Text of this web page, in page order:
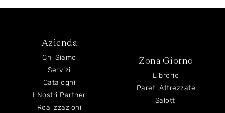
Azienda
Chi Siamo
Servizi
Cataloghi
I Nostri Partner
Realizzazioni
Zona Giorno
Librerie
Pareti Attrezzate
Salotti